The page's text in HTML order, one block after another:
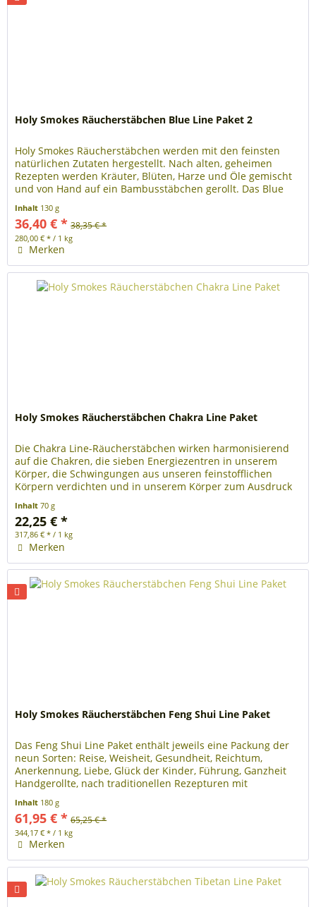
Holy Smokes Räucherstäbchen Blue Line Paket 2
Holy Smokes Räucherstäbchen werden mit den feinsten
natürlichen Zutaten hergestellt. Nach alten, geheimen
Rezepten werden Kräuter, Blüten, Harze und Öle gemischt
und von Hand auf ein Bambusstäbchen gerollt. Das Blue
Inhalt 130 g
36,40 € * 38,35 € *
280,00 € * / 1 kg
Merken
Holy Smokes Räucherstäbchen Chakra Line Paket
Die Chakra Line-Räucherstäbchen wirken harmonisierend
auf die Chakren, die sieben Energiezentren in unserem
Körper, die Schwingungen aus unseren feinstofflichen
Körpern verdichten und in unserem Körper zum Ausdruck
Inhalt70 g
22,25 € *
317,86 € * / 1 kg
Merken
Holy Smokes Räucherstäbchen Feng Shui Line Paket
Das Feng Shui Line Paket enthält jeweils eine Packung der
neun Sorten: Reise, Weisheit, Gesundheit, Reichtum,
Anerkennung, Liebe, Glück der Kinder, Führung, Ganzheit
Handgerollte, nach traditionellen Rezepturen mit
Inhalt 180 g
61,95 € * 65,25 € *
344,17 € * / 1 kg
Merken